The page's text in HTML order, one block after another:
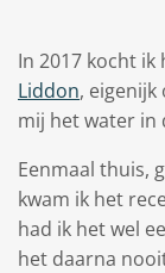
In 2017 kocht ik
Liddon,
mij het water in
Eenmaal thuis,
kwam ik het
had ik het wel
het daarna